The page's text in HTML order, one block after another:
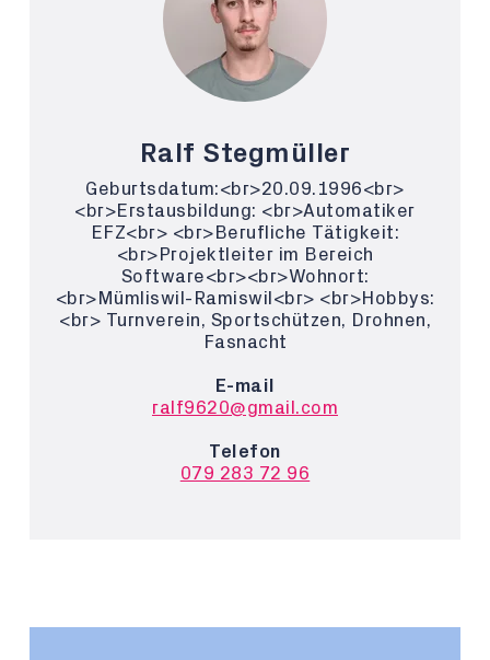
Ralf Stegmüller
Geburtsdatum:<br>20.09.1996<br>
<br>Erstausbildung: <br>Automatiker
EFZ<br> <br>Berufliche Tätigkeit:
<br>Projektleiter im Bereich
Software<br><br>Wohnort:
<br>Mümliswil-Ramiswil<br> <br>Hobbys:
<br> Turnverein, Sportschützen, Drohnen,
Fasnacht
E-mail
ralf9620@gmail.com
Telefon
079 283 72 96